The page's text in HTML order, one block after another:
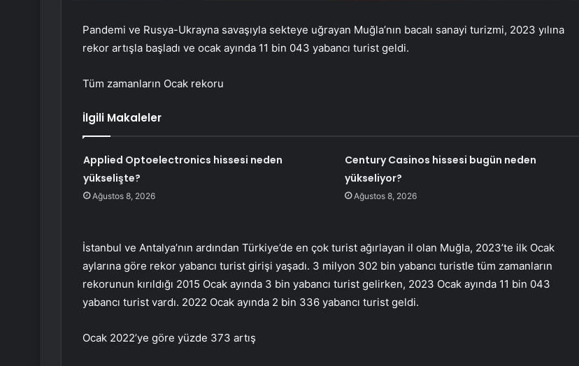
Pandemi ve Rusya-Ukrayna savaşıyla sekteye uğrayan Muğla’nın bacalı sanayi turizmi, 2023 yılına
rekor artışla başladı ve ocak ayında 11 bin 043 yabancı turist geldi.
Tüm zamanların Ocak rekoru
İlgili Makaleler
Applied Optoelectronics hissesi neden
yükselişte?
Ağustos 8, 2026
Century Casinos hissesi bugün neden
yükseliyor?
Ağustos 8, 2026
İstanbul ve Antalya’nın ardından Türkiye’de en çok turist ağırlayan il olan Muğla, 2023’te ilk Ocak
aylarına göre rekor yabancı turist girişi yaşadı. 3 milyon 302 bin yabancı turistle tüm zamanların
rekorunun kırıldığı 2015 Ocak ayında 3 bin yabancı turist gelirken, 2023 Ocak ayında 11 bin 043
yabancı turist vardı. 2022 Ocak ayında 2 bin 336 yabancı turist geldi.
Ocak 2022’ye göre yüzde 373 artış